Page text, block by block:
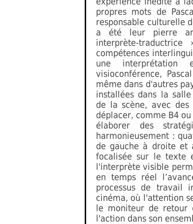
propres mots de
responsable culturelle
a été leur pierre
interprète-
compétences
une interprétation
visioconférence,
même dans d'autres
installées dans la
de la scène, avec
déplacer, comme B4
élaborer des
harmonieusement :
de gauche à droite et
focalisée sur le texte
l'interprète visible
en temps réel
processus de travail
cinéma, où l'attention
le moniteur de retour
l'action dans son